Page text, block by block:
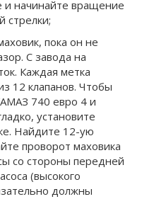
и начинайте вращение
стрелки;
пока он не
С завода на
Каждая метка
12 клапанов. Чтобы
740 евро 4 и
установите
Найдите 12-ую
проворот маховика
со стороны передней
(высокого
должны